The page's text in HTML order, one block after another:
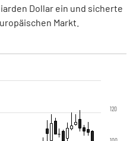
Dollar ein und sicherte
Markt.
120